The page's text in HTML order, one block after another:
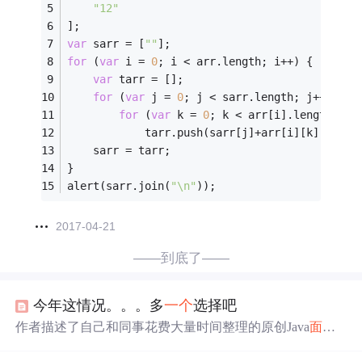
"12"
];
var sarr = [ "" ];
for (var i = 0; i < arr.length; i++) {
var tarr = [];
for (var j = 0; j < sarr.length; j++)
for (var k = 0; k < arr[i].length;
			tarr.push(sarr[j]+arr[i][k]);
	sarr = tarr;
}
alert(sarr.join( "\n" ));
2017-04-21
——到底了——
今年这情况。。。多一个选择吧
作者描述了自己和同事花费大量时间整理的原创Java面试